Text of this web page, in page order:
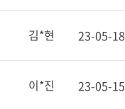
김*현 23-05-18
이*진 23-05-15